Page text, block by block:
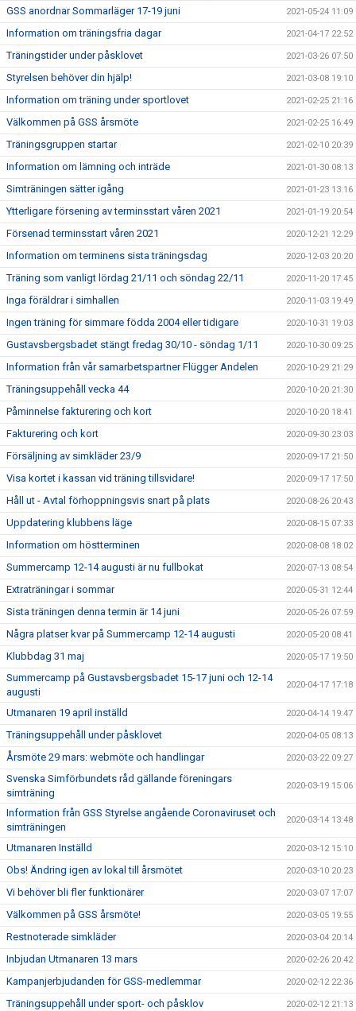
GSS anordnar Sommarläger 17-19 juni 2021-05-24 11:09
Information om träningsfria dagar 2021-04-17 22:52
Träningstider under påsklovet 2021-03-26 07:50
Styrelsen behöver din hjälp! 2021-03-08 19:10
Information om träning under sportlovet 2021-02-25 21:16
Välkommen på GSS årsmöte 2021-02-25 16:49
Träningsgruppen startar 2021-02-10 20:39
Information om lämning och inträde 2021-01-30 08:13
Simträningen sätter igång 2021-01-23 13:16
Ytterligare försening av terminsstart våren 2021 2021-01-19 20:54
Försenad terminsstart våren 2021 2020-12-21 12:29
Information om terminens sista träningsdag 2020-12-03 20:20
Träning som vanligt lördag 21/11 och söndag 22/11 2020-11-20 17:45
Inga föräldrar i simhallen 2020-11-03 19:49
Ingen träning för simmare födda 2004 eller tidigare 2020-10-31 19:03
Gustavsbergsbadet stängt fredag 30/10 - söndag 1/11 2020-10-30 09:25
Information från vår samarbetspartner Flügger Andelen 2020-10-29 21:29
Träningsuppehåll vecka 44 2020-10-20 21:30
Påminnelse fakturering och kort 2020-10-20 18:41
Fakturering och kort 2020-09-30 23:03
Försäljning av simkläder 23/9 2020-09-17 21:50
Visa kortet i kassan vid träning tillsvidare! 2020-09-17 17:50
Håll ut - Avtal förhoppningsvis snart på plats 2020-08-26 20:43
Uppdatering klubbens läge 2020-08-15 07:33
Information om höstterminen 2020-08-08 18:02
Summercamp 12-14 augusti är nu fullbokat 2020-07-13 08:54
Extraträningar i sommar 2020-05-31 12:44
Sista träningen denna termin är 14 juni 2020-05-26 07:59
Några platser kvar på Summercamp 12-14 augusti 2020-05-20 08:41
Klubbdag 31 maj 2020-05-17 19:50
Summercamp på Gustavsbergsbadet 15-17 juni och 12-14
augusti
2020-04-17 17:18
Utmanaren 19 april inställd 2020-04-14 19:47
Träningsuppehåll under påsklovet 2020-04-05 08:13
Årsmöte 29 mars: webmöte och handlingar 2020-03-22 09:27
Svenska Simförbundets råd gällande föreningars
simträning
2020-03-19 15:06
Information från GSS Styrelse angående Coronaviruset och
simträningen
2020-03-14 13:48
Utmanaren Inställd 2020-03-12 15:10
Obs! Ändring igen av lokal till årsmötet 2020-03-10 20:23
Vi behöver bli fler funktionärer 2020-03-07 17:07
Välkommen på GSS årsmöte! 2020-03-05 19:55
Restnoterade simkläder 2020-03-04 20:14
Inbjudan Utmanaren 13 mars 2020-02-26 20:42
Kampanjerbjudanden för GSS-medlemmar 2020-02-12 22:36
Träningsuppehåll under sport- och påsklov 2020-02-12 21:13